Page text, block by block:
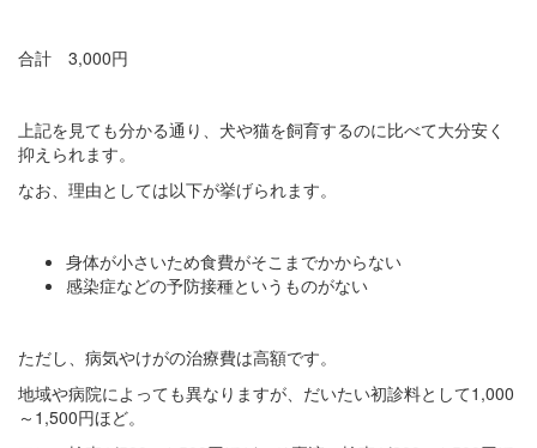
合計 3,000円
上記を見ても分かる通り、犬や猫を飼育するのに比べて大分安く
抑えられます。
なお、理由としては以下が挙げられます。
身体が小さいため食費がそこまでかからない
感染症などの予防接種というものがない
ただし、病気やけがの治療費は高額です。
地域や病院によっても異なりますが、だいたい初診料として1,000
～1,500円ほど。